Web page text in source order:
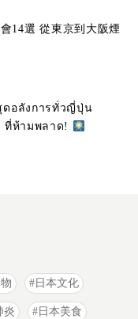
京到大阪煙
ดอลังการทั่วญี่ปุ่น
ที่ห้ามพลาด!
日本文化
炎 日本美食